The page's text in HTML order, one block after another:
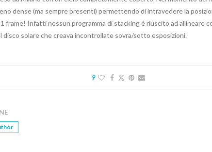
dense (ma sempre presenti) permettendo di intravedere la
frame! Infatti nessun programma di stacking è riuscito ad allineare
disco solare che creava incontrollate sovra/sotto esposizioni.
9